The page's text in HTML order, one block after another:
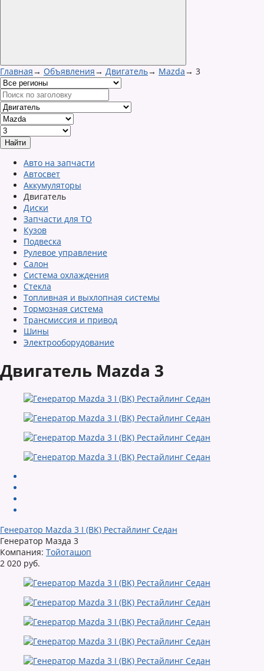
Главная→ Объявления→ Двигатель→ Mazda→ 3
Авто на запчасти
Автосвет
Аккумуляторы
Двигатель
Диски
Запчасти для ТО
Кузов
Подвеска
Рулевое управление
Салон
Система охлаждения
Стекла
Топливная и выхлопная системы
Тормозная система
Трансмиссия и привод
Шины
Электрооборудование
Двигатель Mazda 3
Генератор Mazda 3 I (BK) Рестайлинг Седан
Генератор Мазда 3
Компания: Тойоташоп
2 020 руб.